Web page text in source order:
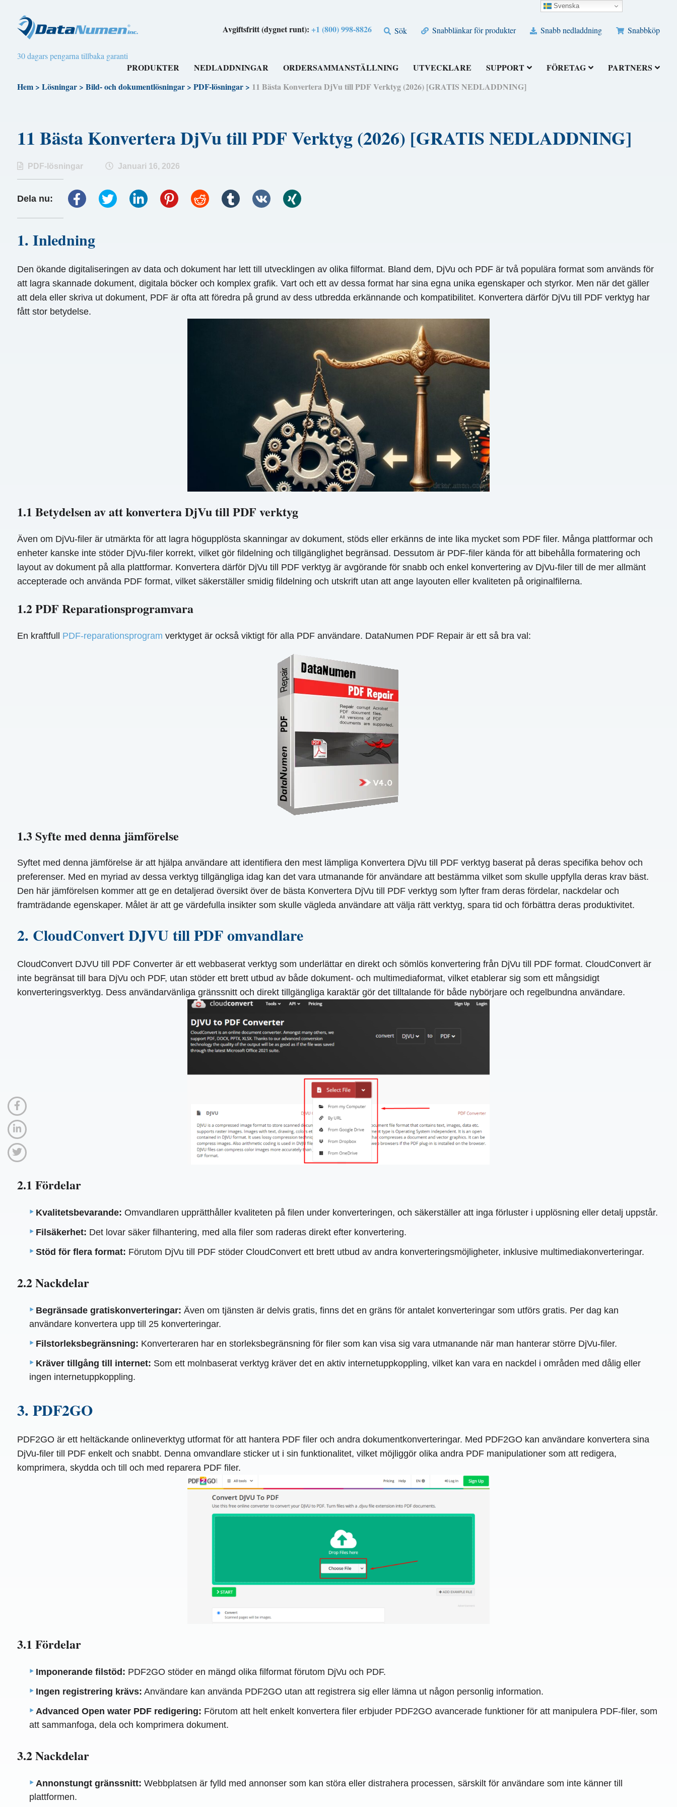
Avgiftsfritt (dygnet runt):+1 (800) 998-8826 Sök Snabblänkar för produkter Snabb nedladdning Snabbköp
30 dagars pengarna tillbaka garanti
PRODUKTER NEDLADDNINGAR ORDERSAMMANSTÄLLNING UTVECKLARE SUPPORT FÖRETAG
PARTNERS
Hem> Lösningar> Bild- och dokumentlösningar> PDF-lösningar> 11 Bästa Konvertera DjVu till PDF Verktyg (2026) [GRATIS NEDLADDNING]
11 Bästa Konvertera DjVu till PDF Verktyg (2026) [GRATIS NEDLADDNING]
PDF-lösningar Januari 16, 2026
Dela nu:
1. Inledning
Den ökande digitaliseringen av data och dokument har lett till utvecklingen av olika filformat. Bland dem, DjVu och PDF är två populära format som används för
att lagra skannade dokument, digitala böcker och komplex grafik. Vart och ett av dessa format har sina egna unika egenskaper och styrkor. Men när det gäller
att dela eller skriva ut dokument, PDF är ofta att föredra på grund av dess utbredda erkännande och kompatibilitet. Konvertera därför DjVu till PDF verktyg har
fått stor betydelse.
1.1 Betydelsen av att konvertera DjVu till PDF verktyg
Även om DjVu-filer är utmärkta för att lagra högupplösta skanningar av dokument, stöds eller erkänns de inte lika mycket som PDF filer. Många plattformar och
enheter kanske inte stöder DjVu-filer korrekt, vilket gör fildelning och tillgänglighet begränsad. Dessutom är PDF-filer kända för att bibehålla formatering och
layout av dokument på alla plattformar. Konvertera därför DjVu till PDF verktyg är avgörande för snabb och enkel konvertering av DjVu-filer till de mer allmänt
accepterade och använda PDF format, vilket säkerställer smidig fildelning och utskrift utan att ange layouten eller kvaliteten på originalfilerna.
1.2 PDF Reparationsprogramvara
En kraftfull PDF-reparationsprogram verktyget är också viktigt för alla PDF användare. DataNumen PDF Repair är ett så bra val:
1.3 Syfte med denna jämförelse
Syftet med denna jämförelse är att hjälpa användare att identifiera den mest lämpliga Konvertera DjVu till PDF verktyg baserat på deras specifika behov och
preferenser. Med en myriad av dessa verktyg tillgängliga idag kan det vara utmanande för användare att bestämma vilket som skulle uppfylla deras krav bäst.
Den här jämförelsen kommer att ge en detaljerad översikt över de bästa Konvertera DjVu till PDF verktyg som lyfter fram deras fördelar, nackdelar och
framträdande egenskaper. Målet är att ge värdefulla insikter som skulle vägleda användare att välja rätt verktyg, spara tid och förbättra deras produktivitet.
2. CloudConvert DJVU till PDF omvandlare
CloudConvert DJVU till PDF Converter är ett webbaserat verktyg som underlättar en direkt och sömlös konvertering från DjVu till PDF format. CloudConvert är
inte begränsat till bara DjVu och PDF, utan stöder ett brett utbud av både dokument- och multimediaformat, vilket etablerar sig som ett mångsidigt
konverteringsverktyg. Dess användarvänliga gränssnitt och direkt tillgängliga karaktär gör det tilltalande för både nybörjare och regelbundna användare.
2.1 Fördelar
Kvalitetsbevarande: Omvandlaren upprätthåller kvaliteten på filen under konverteringen, och säkerställer att inga förluster i upplösning eller detalj uppstår.
Filsäkerhet: Det lovar säker filhantering, med alla filer som raderas direkt efter konvertering.
Stöd för flera format: Förutom DjVu till PDF stöder CloudConvert ett brett utbud av andra konverteringsmöjligheter, inklusive multimediakonverteringar.
2.2 Nackdelar
Begränsade gratiskonverteringar: Även om tjänsten är delvis gratis, finns det en gräns för antalet konverteringar som utförs gratis. Per dag kan
användare konvertera upp till 25 konverteringar.
Filstorleksbegränsning: Konverteraren har en storleksbegränsning för filer som kan visa sig vara utmanande när man hanterar större DjVu-filer.
Kräver tillgång till internet: Som ett molnbaserat verktyg kräver det en aktiv internetuppkoppling, vilket kan vara en nackdel i områden med dålig eller
ingen internetuppkoppling.
3. PDF2GO
PDF2GO är ett heltäckande onlineverktyg utformat för att hantera PDF filer och andra dokumentkonverteringar. Med PDF2GO kan användare konvertera sina
DjVu-filer till PDF enkelt och snabbt. Denna omvandlare sticker ut i sin funktionalitet, vilket möjliggör olika andra PDF manipulationer som att redigera,
komprimera, skydda och till och med reparera PDF filer.
3.1 Fördelar
Imponerande filstöd: PDF2GO stöder en mängd olika filformat förutom DjVu och PDF.
Ingen registrering krävs: Användare kan använda PDF2GO utan att registrera sig eller lämna ut någon personlig information.
Advanced Open water PDF redigering: Förutom att helt enkelt konvertera filer erbjuder PDF2GO avancerade funktioner för att manipulera PDF-filer, som
att sammanfoga, dela och komprimera dokument.
3.2 Nackdelar
Annonstungt gränssnitt: Webbplatsen är fylld med annonser som kan störa eller distrahera processen, särskilt för användare som inte känner till
plattformen.
Svenska